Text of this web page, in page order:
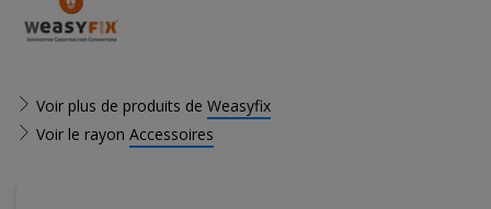
Voir plus de produits de Weasyfix
Voir le rayon Accessoires